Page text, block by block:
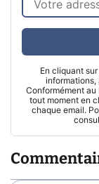
En cliquant
informations,
Conformément au
tout moment en
chaque email.